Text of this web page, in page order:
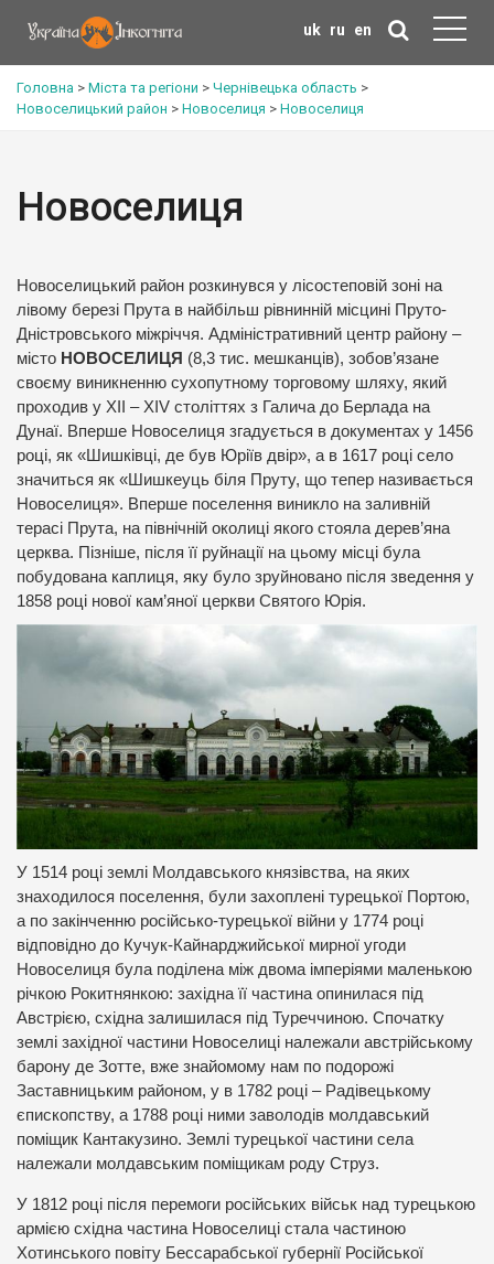
uk ru en
Головна > Міста та регіони > Чернівецька область >
Новоселицький район > Новоселиця > Новоселиця
Новоселиця
Новоселицький район розкинувся у лісостеповій зоні на
лівому березі Прута в найбільш рівнинній місцині Пруто-
Дністровського міжріччя. Адміністративний центр району –
місто НОВОСЕЛИЦЯ (8,3 тис. мешканців), зобов’язане
своєму виникненню сухопутному торговому шляху, який
проходив у ХІІ – ХІV століттях з Галича до Берлада на
Дунаї. Вперше Новоселиця згадується в документах у 1456
році, як «Шишківці, де був Юріїв двір», а в 1617 році село
значиться як «Шишкеуць біля Пруту, що тепер називається
Новоселиця». Вперше поселення виникло на заливній
терасі Прута, на північній околиці якого стояла дерев’яна
церква. Пізніше, після її руйнації на цьому місці була
побудована каплиця, яку було зруйновано після зведення у
1858 році нової кам’яної церкви Святого Юрія.
У 1514 році землі Молдавського князівства, на яких
знаходилося поселення, були захоплені турецької Портою,
а по закінченню російсько-турецької війни у 1774 році
відповідно до Кучук-Кайнарджийської мирної угоди
Новоселиця була поділена між двома імперіями маленькою
річкою Рокитнянкою: західна її частина опинилася під
Австрією, східна залишилася під Туреччиною. Спочатку
землі західної частини Новоселиці належали австрійському
барону де Зотте, вже знайомому нам по подорожі
Заставницьким районом, у в 1782 році – Радівецькому
єпископству, а 1788 році ними заволодів молдавський
поміщик Кантакузино. Землі турецької частини села
належали молдавським поміщикам роду Струз.
У 1812 році після перемоги російських військ над турецькою
армією східна частина Новоселиці стала частиною
Хотинського повіту Бессарабської губернії Російської